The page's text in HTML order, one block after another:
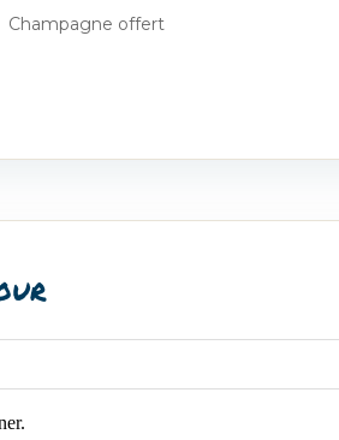
Champagne offert